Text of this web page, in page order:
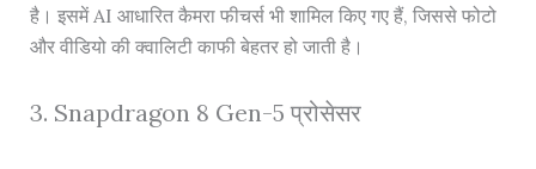
है। इसमें AI आधारित कैमरा फीचर्स भी शामिल किए गए हैं, जिससे फोटो
और वीडियो की क्वालिटी काफी बेहतर हो जाती है।
3. Snapdragon 8 Gen-5 प्रोसेसर